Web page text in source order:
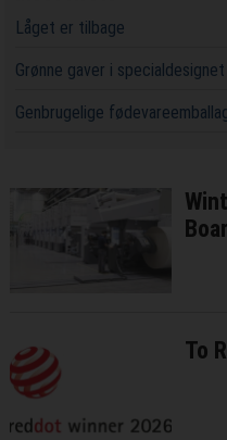
Låget er tilbage
Grønne gaver i
Genbrugelige
To